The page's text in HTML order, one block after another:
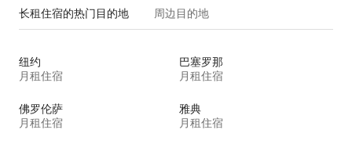
长租住宿的热门目的地 周边目的地
纽约
月租住宿
巴塞罗那
月租住宿
佛罗伦萨
月租住宿
雅典
月租住宿